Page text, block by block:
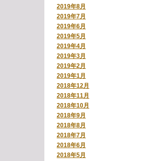
2019年8月
2019年7月
2019年6月
2019年5月
2019年4月
2019年3月
2019年2月
2019年1月
2018年12月
2018年11月
2018年10月
2018年9月
2018年8月
2018年7月
2018年6月
2018年5月